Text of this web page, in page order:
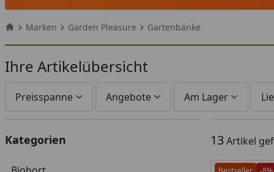
Marken Garden Pleasure Gartenbänke
Ihre Artikelübersicht
Preisspanne Angebote Am Lager
Kategorien 13Artikel